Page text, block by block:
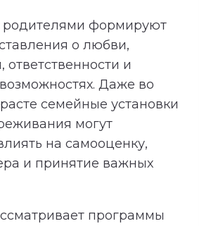
формируют
о любви,
ответственности и
Даже во
семейные установки
могут
на самооценку,
и принятие важных
программы